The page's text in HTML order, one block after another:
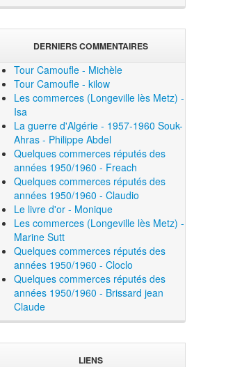
DERNIERS COMMENTAIRES
Tour Camoufle - Michèle
Tour Camoufle - kilow
Les commerces (Longeville lès Metz) -
Isa
La guerre d'Algérie - 1957-1960 Souk-
Ahras - Philippe Abdel
Quelques commerces réputés des
années 1950/1960 - Freach
Quelques commerces réputés des
années 1950/1960 - Claudio
Le livre d'or - Monique
Les commerces (Longeville lès Metz) -
Marine Sutt
Quelques commerces réputés des
années 1950/1960 - Cloclo
Quelques commerces réputés des
années 1950/1960 - Brissard jean
Claude
LIENS